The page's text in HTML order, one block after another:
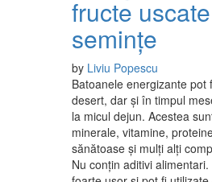
fructe
semințe
by Liviu Popescu
Batoanele energizante pot
desert, dar și în timpul
la micul dejun. Acestea
minerale, vitamine,
sănătoase și mulți alți
Nu conțin aditivi